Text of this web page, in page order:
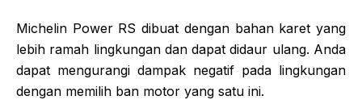
Michelin Power RS dibuat dengan bahan karet yang
lebih ramah lingkungan dan dapat didaur ulang. Anda
dapat mengurangi dampak negatif pada lingkungan
dengan memilih ban motor yang satu ini.